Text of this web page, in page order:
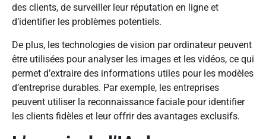
des clients, de surveiller leur réputation en ligne et
d’identifier les problèmes potentiels.
De plus, les technologies de vision par ordinateur peuvent
être utilisées pour analyser les images et les vidéos, ce qui
permet d’extraire des informations utiles pour les modèles
d’entreprise durables. Par exemple, les entreprises
peuvent utiliser la reconnaissance faciale pour identifier
les clients fidèles et leur offrir des avantages exclusifs.